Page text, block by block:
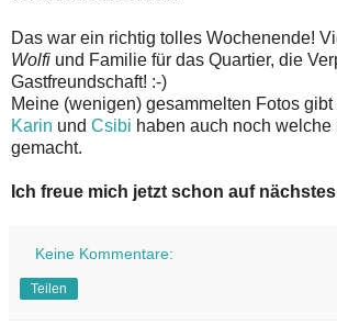
Das war ein richtig tolles Wochenende!
Wolfi und Familie für das Quartier, die
Gastfreundschaft! :-)
Meine (wenigen) gesammelten Fotos
Karin und Csibi haben auch noch welche
gemacht.
Ich freue mich jetzt schon auf
Keine Kommentare:
Teilen